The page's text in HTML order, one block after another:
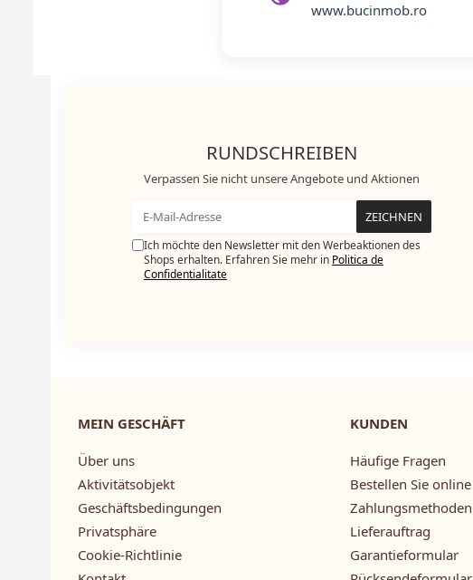
www.bucinmob.ro
RUNDSCHREIBEN
Verpassen Sie nicht unsere Angebote und Aktionen
Ich möchte den Newsletter mit den Werbeaktionen des
Shops erhalten. Erfahren Sie mehr in Politica de
Confidentialitate
MEIN GESCHÄFT
Über uns
Aktivitätsobjekt
Geschäftsbedingungen
Privatsphäre
Cookie-Richtlinie
KUNDEN
Häufige Fragen
Bestellen Sie online
Zahlungsmethoden
Lieferauftrag
Garantieformular